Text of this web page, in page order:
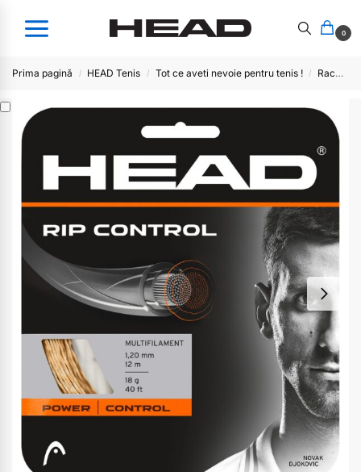
0
Prima pagină / HEAD Tenis / Tot ce aveti nevoie pentru tenis ! / Racordaje plic